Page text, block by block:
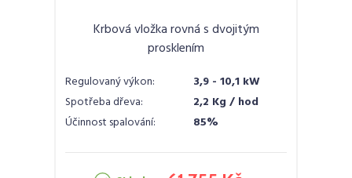
Krbová vložka rovná s dvojitým
prosklením
Regulovaný výkon:
3,9 - 10,1 kW
Spotřeba dřeva:
2,2 Kg / hod
Účinnost spalování:
85%